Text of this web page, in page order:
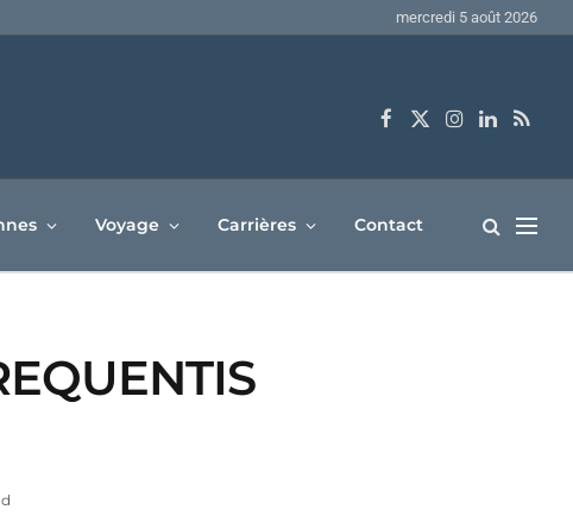
mercredi 5 août 2026
Facebook
X
Instagram
LinkedIn
RSS
Voyage Carrières Contact